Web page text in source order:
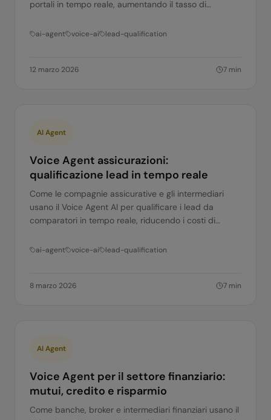
portali in tempo reale, aumentando il tasso di
ai-agent voice-ai lead-qualification
12 marzo 2026 7 min
AI Agent
Voice Agent assicurazioni:
qualificazione lead in tempo reale
Come le compagnie assicurative e gli intermediari
usano il Voice Agent AI per qualificare i lead da
comparatori in tempo reale, riducendo i costi di
ai-agent voice-ai lead-qualification
8 marzo 2026 7 min
AI Agent
Voice Agent per il settore finanziario:
mutui, credito e risparmio
Come banche, broker e intermediari finanziari usano il